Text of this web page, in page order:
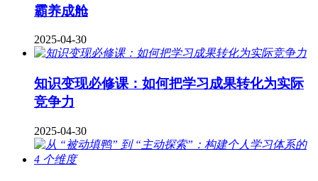
霸养成舱
2025-04-30
知识变现必修课：如何把学习成果转化为实际
竞争力
2025-04-30